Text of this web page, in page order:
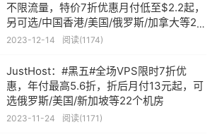
不限流量，特价7折优惠月付低至$2.2起，
另可选/中国香港/美国/俄罗斯/加拿大等24
个机房，免费更换IP
2023-12-14 阅读(1174)
JustHost：#黑五#全场VPS限时7折优
惠，年付最高5.6折，折后月付13元起，可
选俄罗斯/美国/新加坡等22个机房
2023-11-24 阅读(1171)